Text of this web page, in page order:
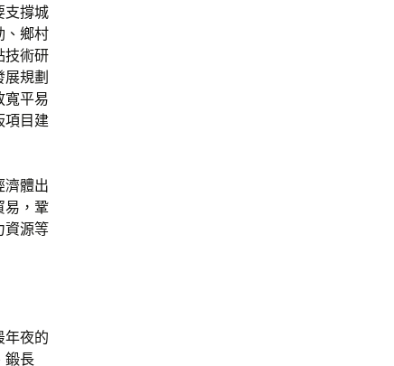
支撐城
、鄉村
技術研
規劃
寬平易
項目建
濟體出
易，鞏
資源等
年夜的
鍛長